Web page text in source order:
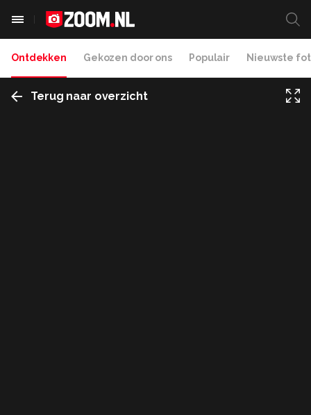
Ontdekken Gekozen door ons Populair Nieuwste
Terug naar overzicht